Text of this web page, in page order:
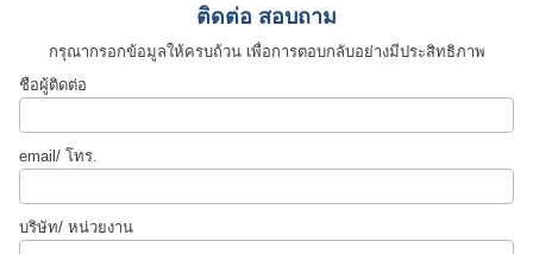
ติดต่อ สอบถาม
กรุณากรอกข้อมูลให้ครบถ้วน เพื่อการตอบกลับอย่างมีประสิทธิภาพ
ชือผู้ติดต่อ
email/ โทร.
บริษัท/ หน่วยงาน